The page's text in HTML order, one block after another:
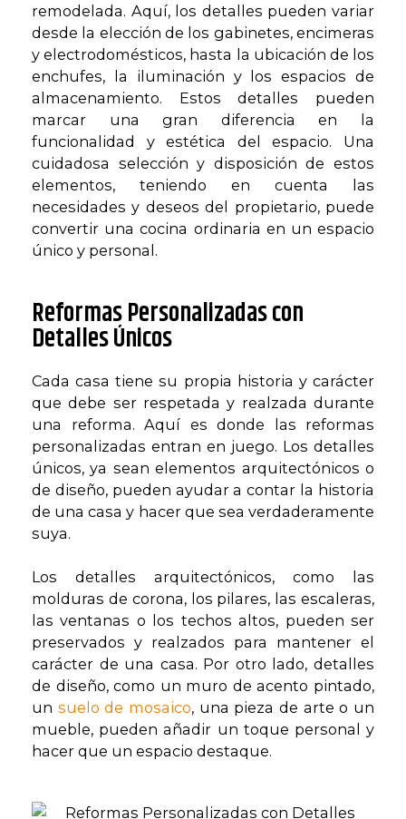
remodelada. Aquí, los detalles pueden variar
desde la elección de los gabinetes, encimeras
y electrodomésticos, hasta la ubicación de los
enchufes, la iluminación y los espacios de
almacenamiento. Estos detalles pueden
marcar una gran diferencia en la
funcionalidad y estética del espacio. Una
cuidadosa selección y disposición de estos
elementos, teniendo en cuenta las
necesidades y deseos del propietario, puede
convertir una cocina ordinaria en un espacio
único y personal.
Reformas Personalizadas con
Detalles Únicos
Cada casa tiene su propia historia y carácter
que debe ser respetada y realzada durante
una reforma. Aquí es donde las reformas
personalizadas entran en juego. Los detalles
únicos, ya sean elementos arquitectónicos o
de diseño, pueden ayudar a contar la historia
de una casa y hacer que sea verdaderamente
suya.
Los detalles arquitectónicos, como las
molduras de corona, los pilares, las escaleras,
las ventanas o los techos altos, pueden ser
preservados y realzados para mantener el
carácter de una casa. Por otro lado, detalles
de diseño, como un muro de acento pintado,
un suelo de mosaico, una pieza de arte o un
mueble, pueden añadir un toque personal y
hacer que un espacio destaque.